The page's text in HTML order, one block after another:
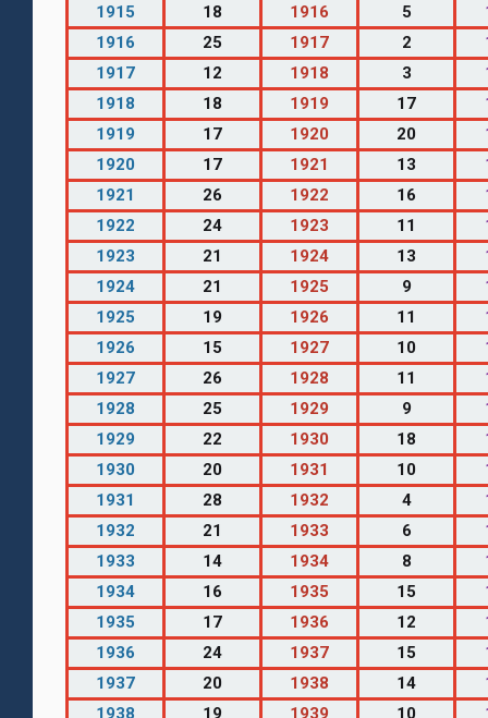
1915
18 1916 5
1916
25 1917 2
1917
12 1918 3
1918
18 1919 17
1919
17 1920 20
1920
17 1921 13
1921
26 1922 16
1922
24 1923 11
1923
21 1924 13
1924
21 1925 9
1925
19 1926 11
1926
15 1927 10
1927
26 1928 11
1928
25 1929 9
1929
22 1930 18
1930
20 1931 10
1931
28 1932 4
1932
21 1933 6
1933
14 1934 8
1934
16 1935 15
1935
17 1936 12
1936
24 1937 15
1937
20 1938 14
1938
19 1939 10